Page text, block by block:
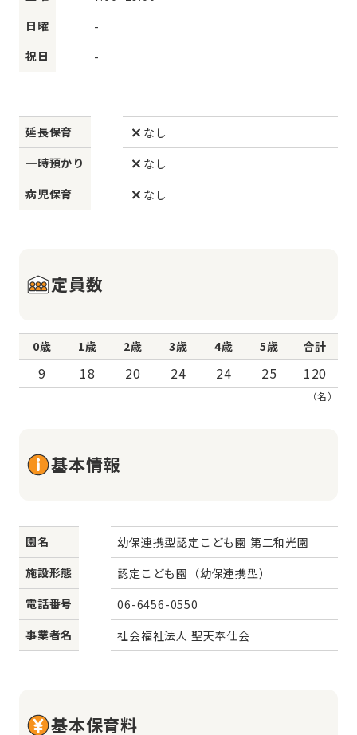
日曜
-
祝日
-
延長保育
なし
一時預かり
なし
病児保育
なし
定員数
0歳 1歳 2歳 3歳 4歳 5歳 合計
9 18 20 24 24 25 120
（名）
基本情報
園名
幼保連携型認定こども園 第二和光園
施設形態
認定こども園（幼保連携型）
電話番号
06-6456-0550
事業者名
社会福祉法人 聖天奉仕会
基本保育料